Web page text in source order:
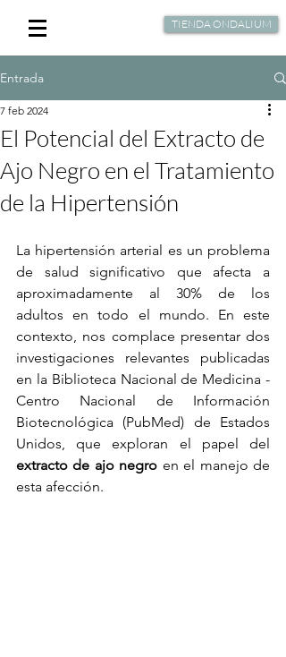
TIENDA ONDALIUM
Entrada
El Potencial del Extracto de
Ajo Negro en el Tratamiento
de la Hipertensión
7 feb 2024
La hipertensión arterial es un problema
de salud significativo que afecta a
aproximadamente al 30% de los
adultos en todo el mundo. En este
contexto, nos complace presentar dos
investigaciones relevantes publicadas
en la Biblioteca Nacional de Medicina -
Centro Nacional de Información
Biotecnológica (PubMed) de Estados
extracto de ajo negro en el manejo de
esta afección.